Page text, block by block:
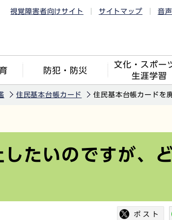
視覚障害者向けサイト サイトマップ 音
防犯・防災
文化・スポー
生涯学習
住民基本台帳カード 住民基本台帳カードを
たいのですが、